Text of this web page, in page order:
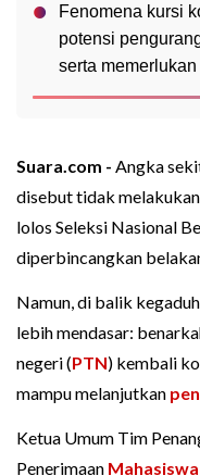
Fenomena kursi
potensi
serta
Suara.com - Angka
disebut tidak
lolos Seleksi Nasional
diperbincangkan
Namun, di balik
lebih mendasar:
negeri (PTN) kembali
mampu melanjutkan
Ketua Umum Tim
Penerimaan